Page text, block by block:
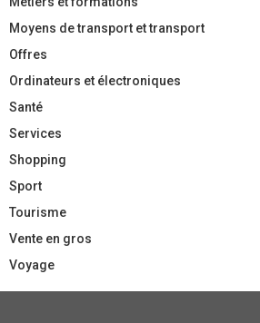
Moyens de transport et transport
Offres
Ordinateurs et électroniques
Santé
Services
Shopping
Sport
Tourisme
Vente en gros
Voyage